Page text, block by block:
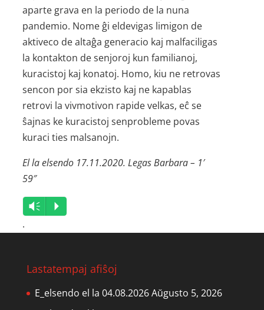
aparte grava en la periodo de la nuna
pandemio. Nome ĝi eldevigas limigon de
aktiveco de altaĝa generacio kaj malfaciligas
la kontakton de senjoroj kun familianoj,
kuracistoj kaj konatoj. Homo, kiu ne retrovas
sencon por sia ekzisto kaj ne kapablas
retrovi la vivmotivon rapide velkas, eĉ se
ŝajnas ke kuracistoj senprobleme povas
kuraci ties malsanojn.
El la elsendo 17.11.2020. Legas Barbara – 1′
59″
Audio
Player
Vm P
.
Lastatempaj afiŝoj
E_elsendo el la 04.08.2026Aŭgusto 5, 2026